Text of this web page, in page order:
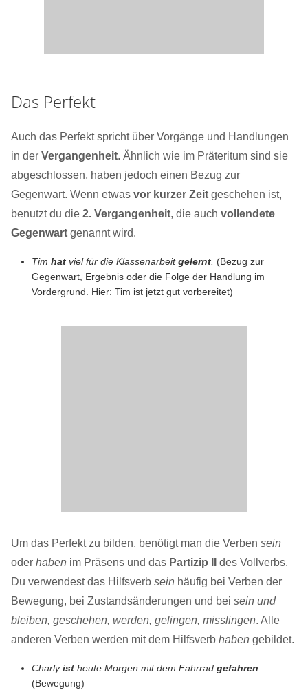
Das Perfekt
Auch das Perfekt spricht über Vorgänge und Handlungen
in der Vergangenheit. Ähnlich wie im Präteritum sind sie
abgeschlossen, haben jedoch einen Bezug zur
Gegenwart. Wenn etwas vor kurzer Zeit geschehen ist,
benutzt du die 2. Vergangenheit, die auch vollendete
Gegenwart genannt wird.
Tim hat viel für die Klassenarbeitgelernt (Bezug zur
Gegenwart, Ergebnis oder die Folge der Handlung im
Vordergrund. Hier: Tim ist jetzt gut vorbereitet)
Um das Perfekt zu bilden, benötigt man die Verben sein
oder haben im Präsens und das Partizip II
des Vollverbs.
Du verwendest das Hilfsverb sein häufig bei Verben der
Bewegung, bei Zustandsänderungen und bei sein und
bleiben, geschehen, werden, gelingen, misslingen. Alle
anderen Verben werden mit dem Hilfsverb haben gebildet.
Charlyist heute Morgen mit dem Fahrrad gefahren
(Bewegung)